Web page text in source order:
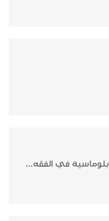
في الفقه...